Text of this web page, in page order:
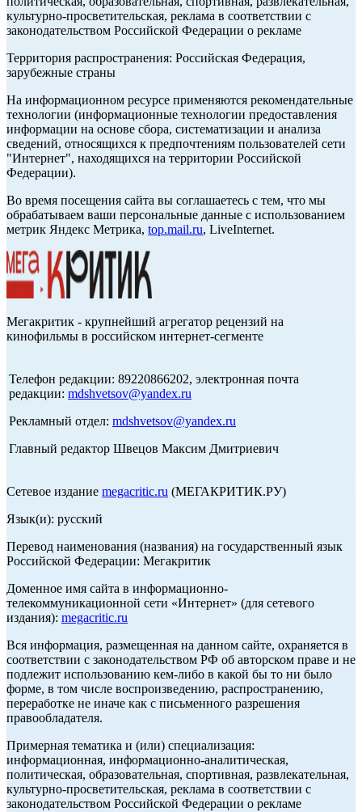
культурно-просветительская, реклама в соответствии с
законодательством Российской Федерации о рекламе
Территория распространения: Российская Федерация,
зарубежные страны
На информационном ресурсе применяются рекомендательные
технологии (информационные технологии предоставления
информации на основе сбора, систематизации и анализа
сведений, относящихся к предпочтениям пользователей сети
"Интернет", находящихся на территории Российской
Федерации).
Во время посещения сайта вы соглашаетесь с тем, что мы
обрабатываем ваши персональные данные с использованием
метрик Яндекс Метрика, top.mail.ru, LiveInternet.
Мегакритик - крупнейший агрегатор рецензий на
кинофильмы в российском интернет-сегменте
Телефон редакции: 89220866202, электронная почта
редакции: mdshvetsov@yandex.ru
Рекламный отдел: mdshvetsov@yandex.ru
Главный редактор Швецов Максим Дмитриевич
Сетевое издание megacritic.ru (МЕГАКРИТИК.РУ)
Язык(и): русский
Перевод наименования (названия) на государственный язык
Российской Федерации: Мегакритик
Доменное имя сайта в информационно-
телекоммуникационной сети «Интернет» (для сетевого
издания): megacritic.ru
Вся информация, размещенная на данном сайте, охраняется в
соответствии с законодательством РФ об авторском праве и не
подлежит использованию кем-либо в какой бы то ни было
форме, в том числе воспроизведению, распространению,
переработке не иначе как с письменного разрешения
правообладателя.
Примерная тематика и (или) специализация:
информационная, информационно-аналитическая,
политическая, образовательная, спортивная, развлекательная,
культурно-просветительская, реклама в соответствии с
законодательством Российской Федерации о рекламе